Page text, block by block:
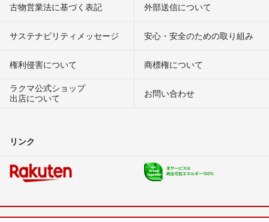
古物営業法に基づく表記 外部送信について
サステナビリティメッセージ 安心・安全のための取り組み
権利侵害について
商標権について
ラクマ公式ショップ
出店について
お問い合わせ
リンク